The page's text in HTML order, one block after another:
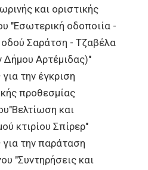
και οριστικής
"Εσωτερική οδοποιία -
οδού Σαράτση - Τζαβέλα
Αρτέμιδας)"
την έγκριση
προθεσμίας
και
κτιρίου Σπίρερ"
την παράταση
"Συντηρήσεις και